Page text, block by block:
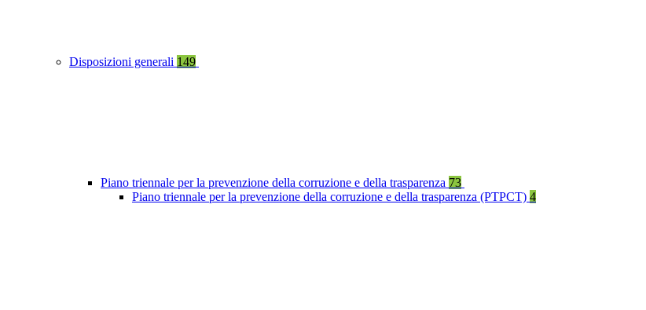
Disposizioni generali 149
Piano triennale per la prevenzione della corruzione e della trasparenza 73
Piano triennale per la prevenzione della corruzione e della trasparenza (PTPCT) 4